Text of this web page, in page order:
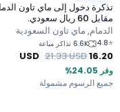
دخول إلى ماي تاون الدمام
سعودي.
ماي تاون السعودية
6.6K تذاكر مباعة
USD 21.33 USD
الرسوم مشمولة